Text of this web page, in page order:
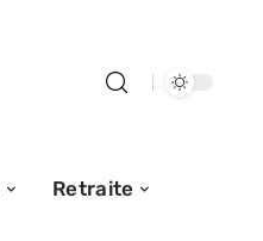
Retraite